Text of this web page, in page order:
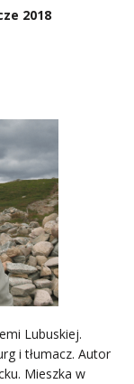
2018
Lubuskiej.
i tłumacz. Autor
Mieszka w